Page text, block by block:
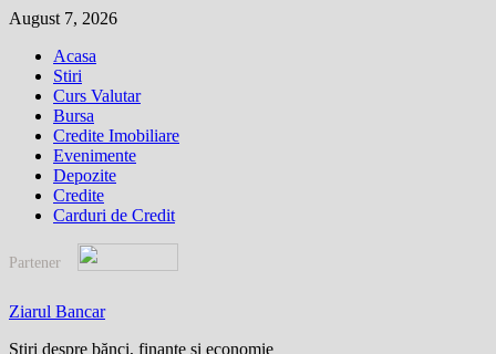
Skip
content
August 7, 2026
Acasa
Stiri
Curs Valutar
Bursa
Credite Imobiliare
Evenimente
Depozite
Credite
Carduri de Credit
Partener
Ziarul Bancar
Știri despre bănci, finanțe și economie